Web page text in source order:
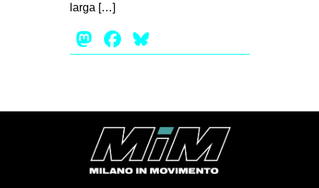
DIRITTO ALL’ABITARE
PRECARIATO
REPRESSIONE
STUDENTI
larga […]
Mastodon
Facebook